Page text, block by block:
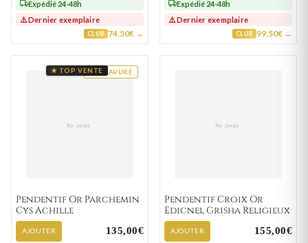
Expédié 24-48h
⚠️ Dernier exemplaire
CLUB 74,50€ →
Expédié 24-48h
⚠️ Dernier exemplaire
CLUB 99,50€ →
GRAVURE
★ TOP VENTE
Pendentif Or Parchemin
Cys Achille
AJOUTER 135,00€
Pendentif Croix Or
Edicnel Grisha Religieux
AJOUTER 155,00€